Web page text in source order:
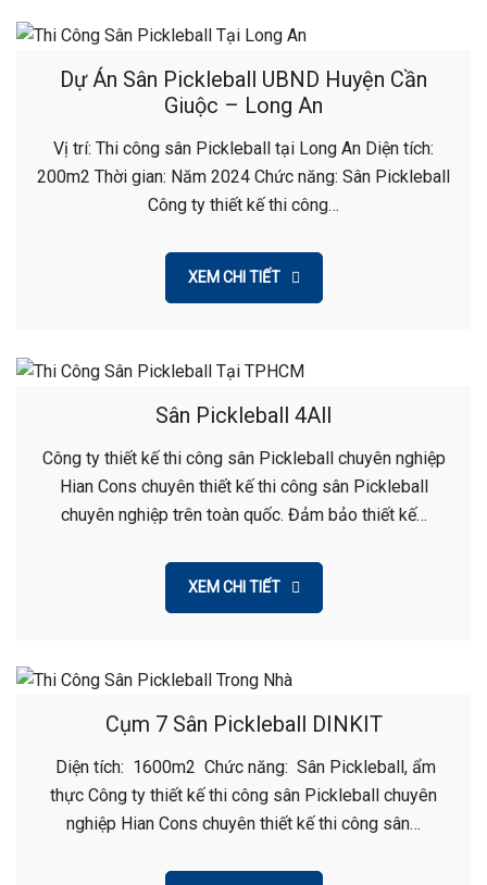
Dự Án Sân Pickleball UBND Huyện Cần
Giuộc – Long An
Vị trí: Thi công sân Pickleball tại Long An Diện tích:
200m2 Thời gian: Năm 2024 Chức năng: Sân Pickleball
Công ty thiết kế thi công…
XEM CHI TIẾT
Sân Pickleball 4All
Công ty thiết kế thi công sân Pickleball chuyên nghiệp
Hian Cons chuyên thiết kế thi công sân Pickleball
chuyên nghiệp trên toàn quốc. Đảm bảo thiết kế…
XEM CHI TIẾT
Cụm 7 Sân Pickleball DINKIT
Diện tích: 1600m2 Chức năng: Sân Pickleball, ẩm
thực Công ty thiết kế thi công sân Pickleball chuyên
nghiệp Hian Cons chuyên thiết kế thi công sân…